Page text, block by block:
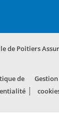
de Poitiers
de